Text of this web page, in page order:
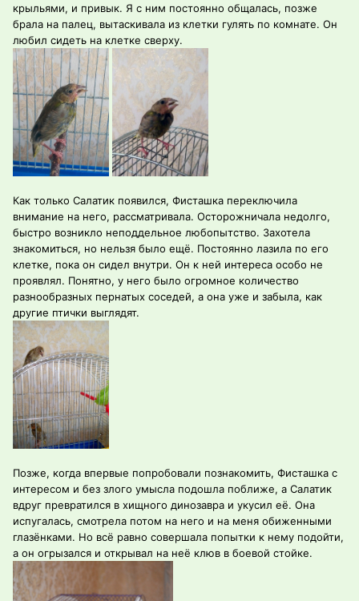
крыльями, и привык. Я с ним постоянно общалась, позже
брала на палец, вытаскивала из клетки гулять по комнате. Он
любил сидеть на клетке сверху.
Как только Салатик появился, Фисташка переключила
внимание на него, рассматривала. Осторожничала недолго,
быстро возникло неподдельное любопытство. Захотела
знакомиться, но нельзя было ещё. Постоянно лазила по его
клетке, пока он сидел внутри. Он к ней интереса особо не
проявлял. Понятно, у него было огромное количество
разнообразных пернатых соседей, а она уже и забыла, как
другие птички выглядят.
Позже, когда впервые попробовали познакомить, Фисташка с
интересом и без злого умысла подошла поближе, а Салатик
вдруг превратился в хищного динозавра и укусил её. Она
испугалась, смотрела потом на него и на меня обиженными
глазёнками. Но всё равно совершала попытки к нему подойти,
а он огрызался и открывал на неё клюв в боевой стойке.